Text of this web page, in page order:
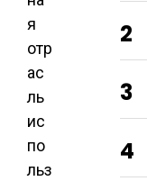
я
отр
ас
ль
ис
по
льз